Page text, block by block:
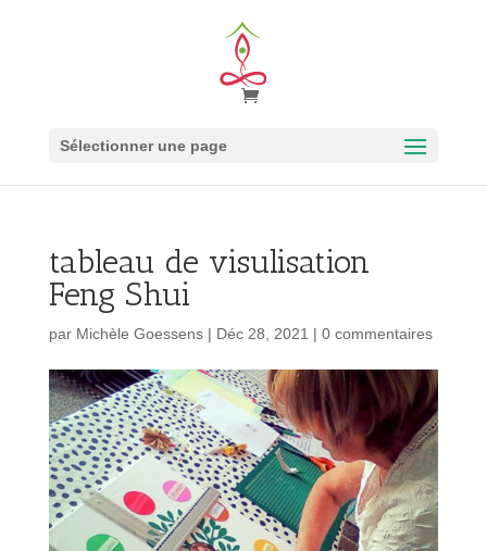
Sélectionner une page
tableau de visulisation
Feng Shui
par Michèle Goessens| Déc 28, 2021 | 0 commentaires